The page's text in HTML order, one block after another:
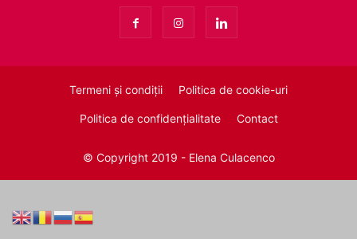
Termeni și condiții Politica de cookie-uri
Politica de confidențialitate Contact
© Copyright 2019 - Elena Culacenco